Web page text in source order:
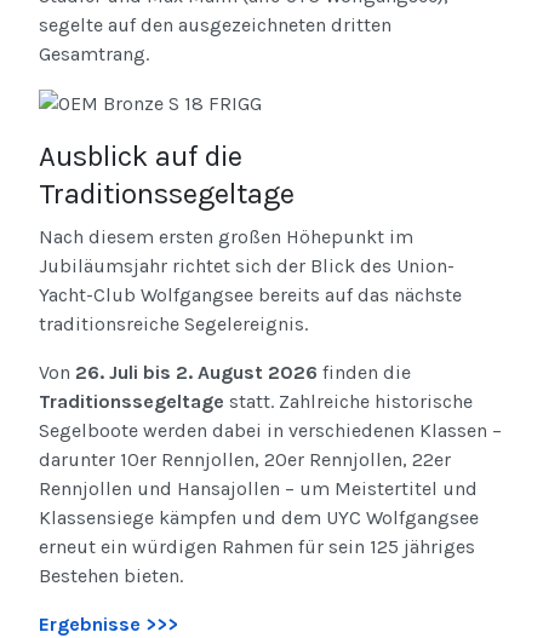
segelte auf den ausgezeichneten dritten
Gesamtrang.
Ausblick auf die
Traditionssegeltage
Nach diesem ersten großen Höhepunkt im
Jubiläumsjahr richtet sich der Blick des Union-
Yacht-Club Wolfgangsee bereits auf das nächste
traditionsreiche Segelereignis.
Von 26. Juli bis 2. August 2026 finden die
Traditionssegeltage statt. Zahlreiche historische
Segelboote werden dabei in verschiedenen Klassen –
darunter 10er Rennjollen, 20er Rennjollen, 22er
Rennjollen und Hansajollen – um Meistertitel und
Klassensiege kämpfen und dem UYC Wolfgangsee
erneut ein würdigen Rahmen für sein 125 jähriges
Bestehen bieten.
Ergebnisse >>>